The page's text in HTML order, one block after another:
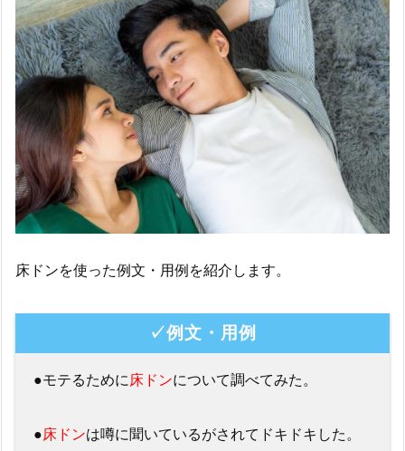
床ドンを使った例文・用例を紹介します。
✓例文・用例
●モテるために 床ドンについて調べてみた。
●床ドンは噂に聞いているがされてドキドキした。